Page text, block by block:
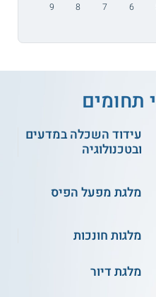
6
7
8
9
תחומים
עידוד השכלה במדעים
ובטכנולוגיה
מלגת מפעל הפיס
מלגות חונכות
מלגת דיור